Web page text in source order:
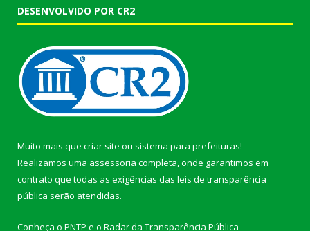
DESENVOLVIDO POR CR2
Muito mais que criar site ou sistema para prefeituras!
Realizamos uma assessoria completa, onde garantimos em
contrato que todas as exigências das leis de transparência
pública serão atendidas.
Conheça o PNTP e o Radar da Transparência Pública